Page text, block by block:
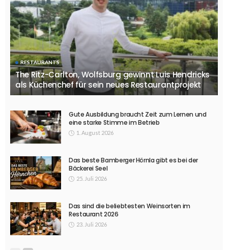
RESTAURANTS
The Ritz-Carlton, Wolfsburg gewinnt Luis Hendricks
als Küchenchef für sein neues Restaurantprojekt
Gute Ausbildung braucht Zeit zum Lernen und
eine starke Stimme im Betrieb
1. August 2026
Das beste Bamberger Hörnla gibt es bei der
Bäckerei Seel
25. Juli 2026
Das sind die beliebtesten Weinsorten im
Restaurant 2026
23. Juli 2026